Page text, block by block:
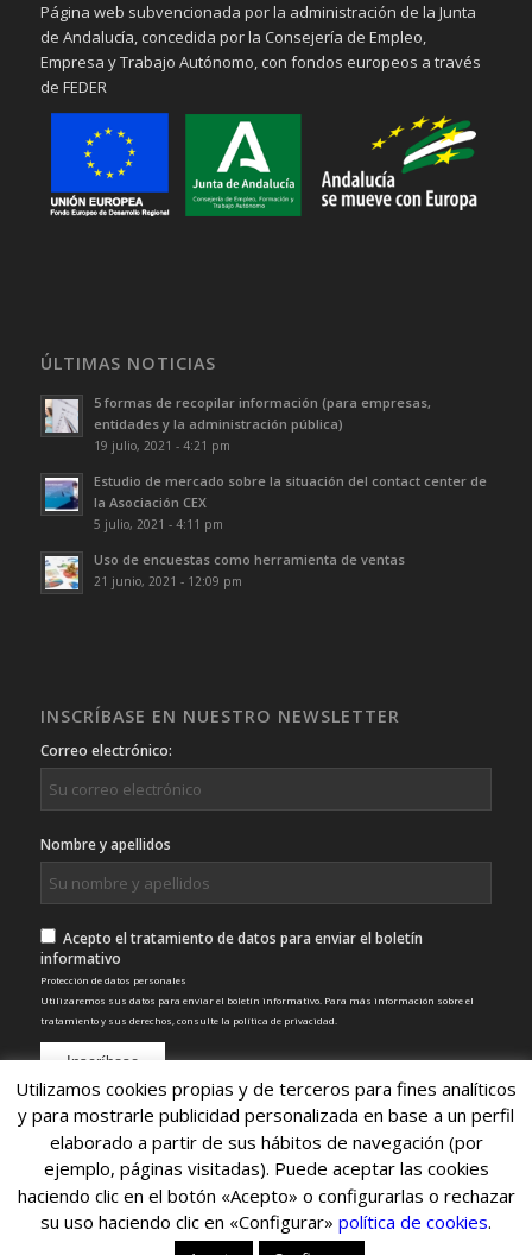
Página web subvencionada por la administración de la Junta
de Andalucía, concedida por la Consejería de Empleo,
Empresa y Trabajo Autónomo, con fondos europeos a través
de FEDER
ÚLTIMAS NOTICIAS
5 formas de recopilar información (para empresas,
entidades y la administración pública)
19 julio, 2021 - 4:21 pm
Estudio de mercado sobre la situación del contact center de
la Asociación CEX
5 julio, 2021 - 4:11 pm
Uso de encuestas como herramienta de ventas
21 junio, 2021 - 12:09 pm
INSCRÍBASE EN NUESTRO NEWSLETTER
Correo electrónico:
Nombre y apellidos
Acepto el tratamiento de datos para enviar el boletín
informativo
Protección de datos personales
Utilizaremos sus datos para enviar el boletín informativo. Para más información sobre el
tratamiento y sus derechos, consulte la política de privacidad
© Copyright 2022 - Nexo SCA
Utilizamos cookies propias y de terceros para fines analíticos
y para mostrarle publicidad personalizada en base a un perfil
elaborado a partir de sus hábitos de navegación (por
ejemplo, páginas visitadas). Puede aceptar las cookies
haciendo clic en el botón «Acepto» o configurarlas o rechazar
su uso haciendo clic en «Configurar» política de cookies.